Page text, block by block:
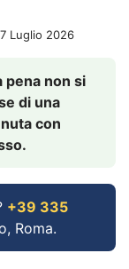
Luglio 2026
pena non si
di una
con
+39 335
Roma.